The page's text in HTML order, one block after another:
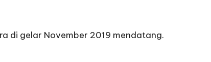
di gelar November 2019 mendatang.